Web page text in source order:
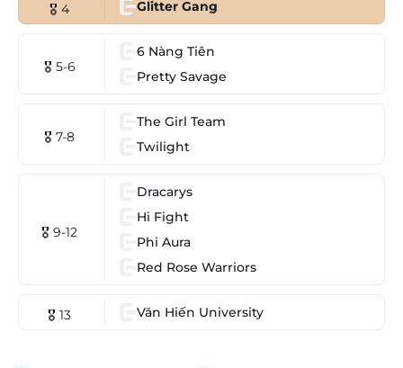
🎖 4 Glitter Gang
🎖 5-6
6 Nàng Tiên
Pretty Savage
🎖 7-8
The Girl Team
Twilight
🎖 9-12
Dracarys
Hi Fight
Phi Aura
Red Rose Warriors
🎖 13 Văn Hiến University